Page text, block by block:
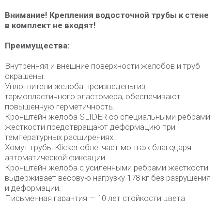
Внимание! Крепления водосточной трубы к стене
в комплект не входят!
Преимущества:
Внутренняя и внешние поверхности желобов и труб
окрашены.
Уплотнители желоба произведены из
термопластичного эластомера, обеспечивают
повышенную герметичность.
Кронштейн желоба SLIDER со специальными ребрами
жесткости предотвращают деформацию при
температурных расширениях.
Хомут трубы Klicker облегчает монтаж благодаря
автоматической фиксации.
Кронштейн желоба с усиленными ребрами жесткости
выдерживает весовую нагрузку 178 кг без разрушения
и деформации.
Письменная гарантия — 10 лет стойкости цвета